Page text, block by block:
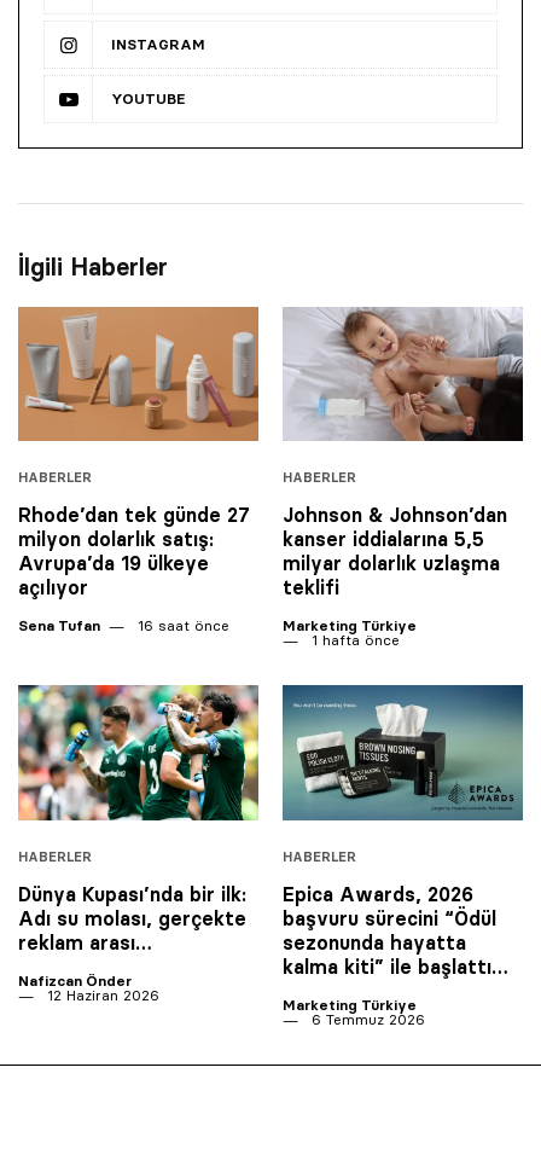
INSTAGRAM
YOUTUBE
İlgili Haberler
HABERLER
Rhode’dan tek günde 27
milyon dolarlık satış:
Avrupa’da 19 ülkeye
açılıyor
Sena Tufan 16 saat önce
HABERLER
Johnson & Johnson’dan
kanser iddialarına 5,5
milyar dolarlık uzlaşma
teklifi
Marketing Türkiye
1 hafta önce
HABERLER
Dünya Kupası’nda bir ilk:
Adı su molası, gerçekte
reklam arası…
Nafizcan Önder
12 Haziran 2026
HABERLER
Epica Awards, 2026
başvuru sürecini “Ödül
sezonunda hayatta
kalma kiti” ile başlattı…
Marketing Türkiye
6 Temmuz 2026